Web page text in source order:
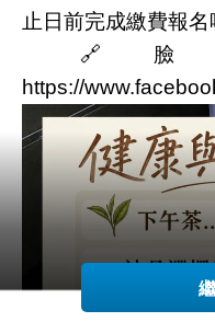
止日前完成繳費報名
🔗臉
https://